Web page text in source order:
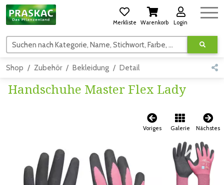
Merkliste Warenkorb Login
Suchen nach Kategorie, Name, Stichwort, Farbe, usw.
Shop Zubehör Bekleidung Detail
Handschuhe Master Flex Lady
Voriges Galerie Nächstes